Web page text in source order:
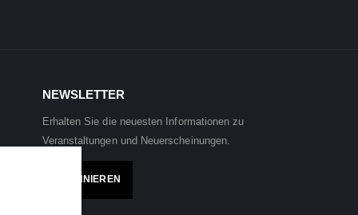
NEWSLETTER
Erhalten Sie die neuesten Informationen zu
Veranstaltungen und Neuerscheinungen.
ABONNIEREN